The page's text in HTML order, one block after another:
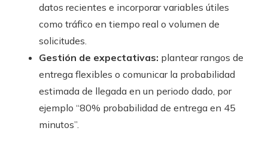
datos recientes e incorporar variables útiles
como tráfico en tiempo real o volumen de
solicitudes.
Gestión de expectativas: plantear rangos de
entrega flexibles o comunicar la probabilidad
estimada de llegada en un periodo dado, por
ejemplo “80% probabilidad de entrega en 45
minutos”.